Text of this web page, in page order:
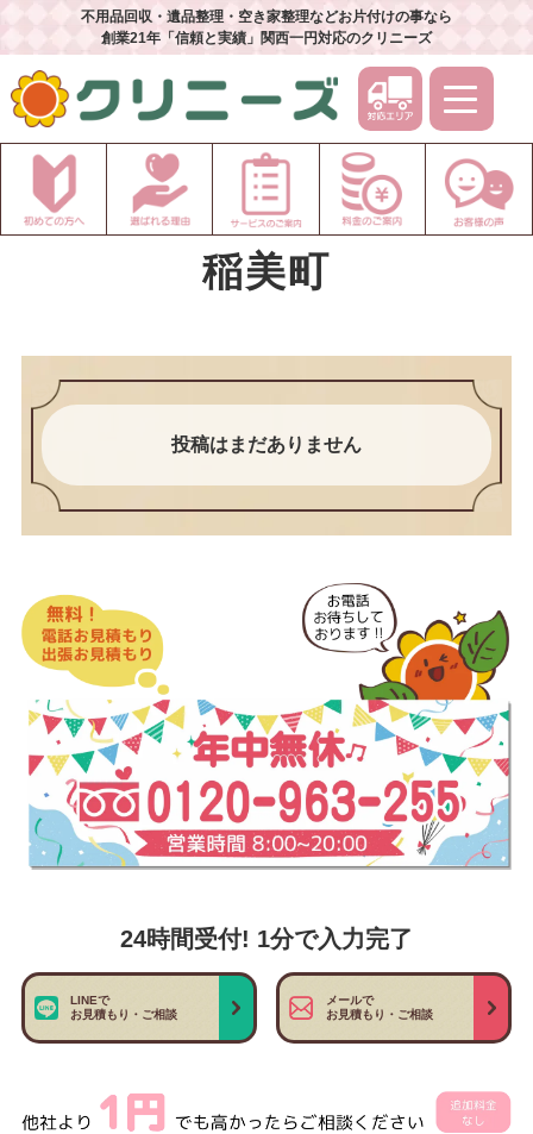
不用品回収・遺品整理・空き家整理などお片付けの事なら
創業21年「信頼と実績」関西一円対応のクリニーズ
稲美町
投稿はまだありません
24時間受付! 1分で入力完了
LINEで
お見積もり・ご相談
メールで
お見積もり・ご相談